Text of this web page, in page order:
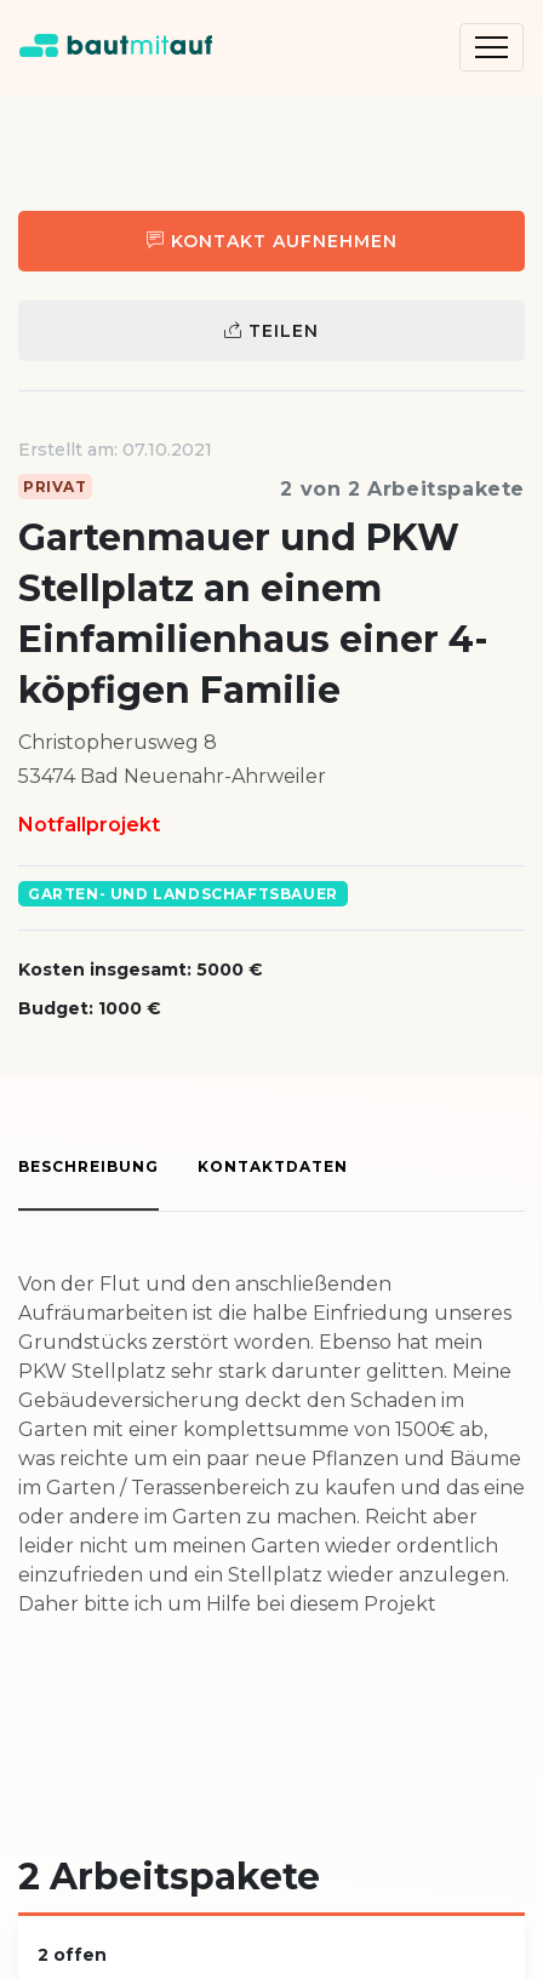
KONTAKT AUFNEHMEN
TEILEN
Erstellt am: 07.10.2021
PRIVAT 2 von 2 Arbeitspakete
Gartenmauer und PKW
Stellplatz an einem
Einfamilienhaus einer 4-
köpfigen Familie
Christopherusweg 8
53474 Bad Neuenahr-Ahrweiler
Notfallprojekt
GARTEN- UND LANDSCHAFTSBAUER
Kosten insgesamt: 5000 €
Budget: 1000 €
BESCHREIBUNG KONTAKTDATEN
Von der Flut und den anschließenden
Aufräumarbeiten ist die halbe Einfriedung unseres
Grundstücks zerstört worden. Ebenso hat mein
PKW Stellplatz sehr stark darunter gelitten. Meine
Gebäudeversicherung deckt den Schaden im
Garten mit einer komplettsumme von 1500€ ab,
was reichte um ein paar neue Pflanzen und Bäume
im Garten / Terassenbereich zu kaufen und das eine
oder andere im Garten zu machen. Reicht aber
leider nicht um meinen Garten wieder ordentlich
einzufrieden und ein Stellplatz wieder anzulegen.
Daher bitte ich um Hilfe bei diesem Projekt
2 Arbeitspakete
2 offen